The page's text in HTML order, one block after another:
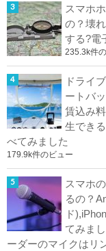
スマホ
の？壊
する?電
235.3k件
ドライ
ートバ
賃込み
生でき
べてみました
179.9k件のビュー
スマホ
るの？
ド
てみま
ーダーのマイクはリ